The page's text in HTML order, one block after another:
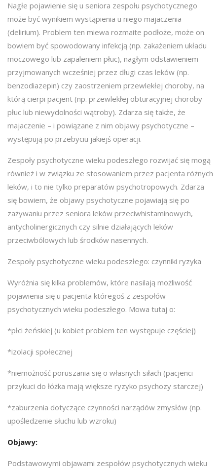
Nagłe pojawienie się u seniora zespołu psychotycznego
może być wynikiem wystąpienia u niego majaczenia
(delirium). Problem ten miewa rozmaite podłoże, może on
bowiem być spowodowany infekcją (np. zakażeniem układu
moczowego lub zapaleniem płuc), nagłym odstawieniem
przyjmowanych wcześniej przez długi czas leków (np.
benzodiazepin) czy zaostrzeniem przewlekłej choroby, na
którą cierpi pacjent (np. przewlekłej obturacyjnej choroby
płuc lub niewydolności wątroby). Zdarza się także, że
majaczenie – i powiązane z nim objawy psychotyczne –
występują po przebyciu jakiejś operacji.
Zespoły psychotyczne wieku podeszłego rozwijać się mogą
również i w związku ze stosowaniem przez pacjenta różnych
leków, i to nie tylko preparatów psychotropowych. Zdarza
się bowiem, że objawy psychotyczne pojawiają się po
zażywaniu przez seniora leków przeciwhistaminowych,
antycholinergicznych czy silnie działających leków
przeciwbólowych lub środków nasennych.
Zespoły psychotyczne wieku podeszłego: czynniki ryzyka
Wyróżnia się kilka problemów, które nasilają możliwość
pojawienia się u pacjenta któregoś z zespołów
psychotycznych wieku podeszłego. Mowa tutaj o:
*płci żeńskiej (u kobiet problem ten występuje częściej)
*izolacji społecznej
*niemożność poruszania się o własnych siłach (pacjenci
przykuci do łóżka mają większe ryzyko psychozy starczej)
*zaburzenia dotyczące czynności narządów zmysłów (np.
upośledzenie słuchu lub wzroku)
Objawy:
Podstawowymi objawami zespołów psychotycznych wieku